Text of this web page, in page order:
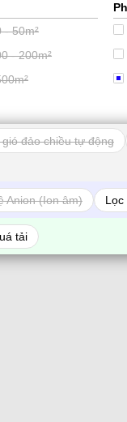
- 50m²
- 200m²
đảo chiều tự động
Anion (Ion âm) Lọc
tải